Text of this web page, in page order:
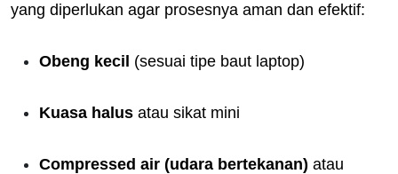
yang diperlukan agar prosesnya aman dan efektif:
Obeng kecil (sesuai tipe baut laptop)
Kuasa halus atau sikat mini
Compressed air (udara bertekanan) atau